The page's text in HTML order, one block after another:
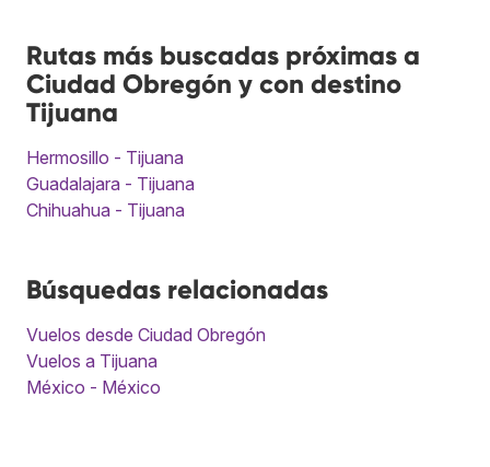
Rutas más buscadas próximas a
Ciudad Obregón y con destino
Tijuana
Hermosillo - Tijuana
Guadalajara - Tijuana
Chihuahua - Tijuana
Búsquedas relacionadas
Vuelos desde Ciudad Obregón
Vuelos a Tijuana
México - México